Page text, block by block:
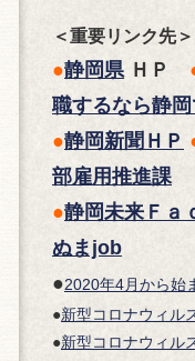
＜重要リンク先＞
●静岡県 ＨＰ
職するなら静
●静岡新聞ＨＰ
部雇用推進課
●静岡未来Ｆａ
ぬまjob
●2020年4月から始
●新型コロナウィ
●新型コロナウィル